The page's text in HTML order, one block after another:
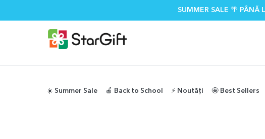
SUMMER SALE 🌴 PÂNĂ
☀️ Summer Sale 🍎 Back to School ⚡️ Noutăți 🤩 Best Sellers